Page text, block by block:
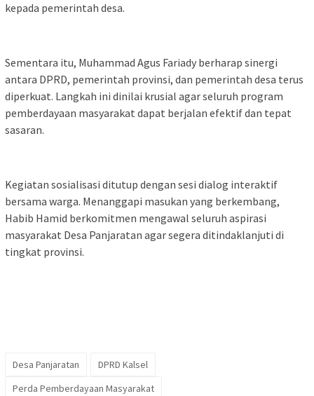
kepada pemerintah desa.
Sementara itu, Muhammad Agus Fariady berharap sinergi
antara DPRD, pemerintah provinsi, dan pemerintah desa terus
diperkuat. Langkah ini dinilai krusial agar seluruh program
pemberdayaan masyarakat dapat berjalan efektif dan tepat
sasaran.
Kegiatan sosialisasi ditutup dengan sesi dialog interaktif
bersama warga. Menanggapi masukan yang berkembang,
Habib Hamid berkomitmen mengawal seluruh aspirasi
masyarakat Desa Panjaratan agar segera ditindaklanjuti di
tingkat provinsi.
Desa Panjaratan
DPRD Kalsel
Perda Pemberdayaan Masyarakat